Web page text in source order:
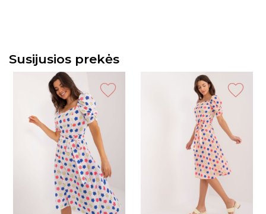
Susijusios prekės